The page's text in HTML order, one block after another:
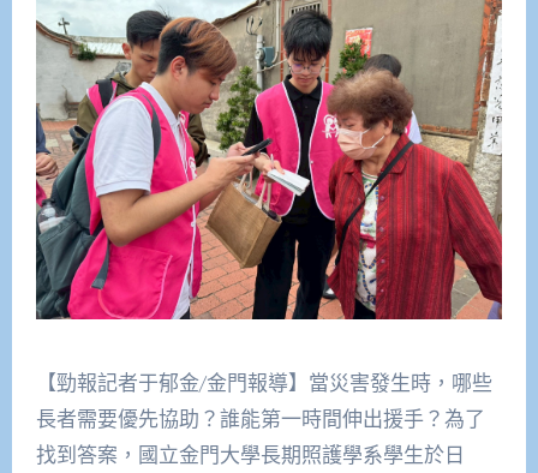
【勁報記者于郁金/金門報導】當災害發生時，哪些
長者需要優先協助？誰能第一時間伸出援手？為了
找到答案，國立金門大學長期照護學系學生於日